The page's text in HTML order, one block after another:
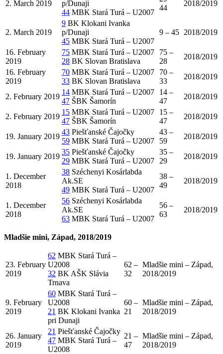
2. March 2019
p/Dunaji
44 MBK Stará Turá – U2007
44
2018/2019
2. March 2019
9 BK Klokani Ivanka
p/Dunaji
45 MBK Stará Turá – U2007
9 – 45 2018/2019
16. February
2019
75 MBK Stará Turá – U2007
28 BK Slovan Bratislava
75 –
28
2018/2019
16. February
2019
70 MBK Stará Turá – U2007
33 BK Slovan Bratislava
70 –
33
2018/2019
2. February 2019
14 MBK Stará Turá – U2007
47 ŠBK Šamorín
14 –
47
2018/2019
2. February 2019
15 MBK Stará Turá – U2007
47 ŠBK Šamorín
15 –
47
2018/2019
19. January 2019
43 Piešťanské Čajočky
59 MBK Stará Turá – U2007
43 –
59
2018/2019
19. January 2019
35 Piešťanské Čajočky
29 MBK Stará Turá – U2007
35 –
29
2018/2019
1. December
2018
38 Széchenyi Kosárlabda
Ak.SE
49 MBK Stará Turá – U2007
38 –
49
2018/2019
1. December
2018
56 Széchenyi Kosárlabda
Ak.SE
63 MBK Stará Turá – U2007
56 –
63
2018/2019
Mladšie mini, Západ, 2018/2019
23. February
2019
62 MBK Stará Turá –
U2008
32 BK AŠK Slávia
Trnava
62 –
32
Mladšie mini – Západ,
2018/2019
9. February
2019
60 MBK Stará Turá –
U2008
21 BK Klokani Ivanka
pri Dunaji
60 –
21
Mladšie mini – Západ,
2018/2019
26. January
2019
21 Piešťanské Čajočky
47 MBK Stará Turá –
U2008
21 –
47
Mladšie mini – Západ,
2018/2019